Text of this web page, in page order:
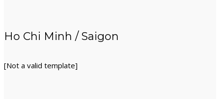
Ho Chi Minh / Saigon
[Not a valid template]